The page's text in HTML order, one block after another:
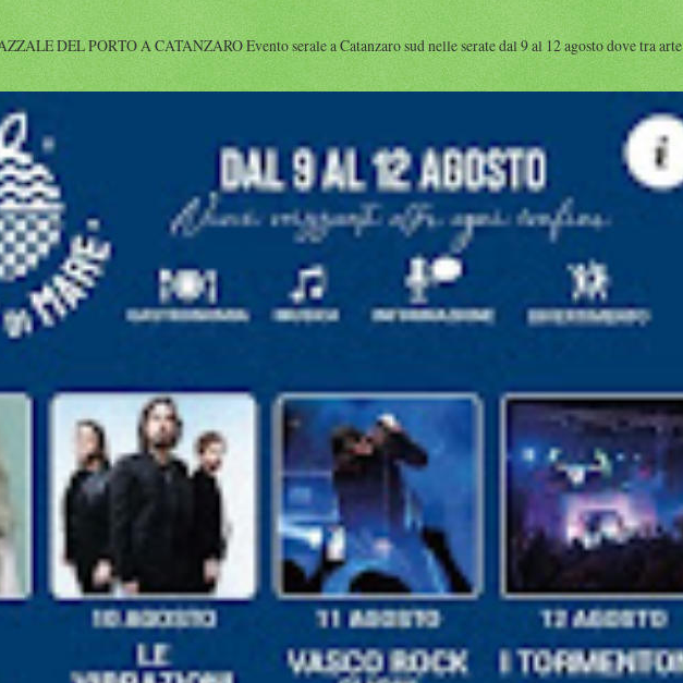
DEL PORTO A CATANZARO Evento serale a Catanzaro sud nelle serate dal 9 al 12 agosto dove tra arte